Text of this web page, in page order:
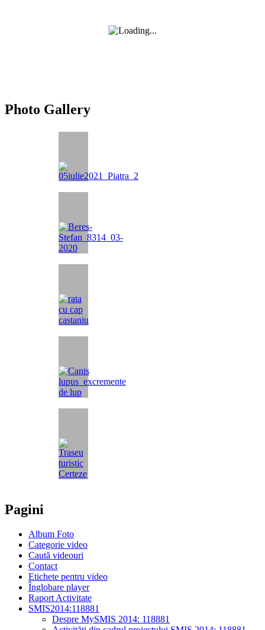
Photo Gallery
Pagini
Album Foto
Categorie video
Caută videouri
Contact
Etichete pentru video
Înglobare player
Raport Activitate
SMIS2014:118881
Despre MySMIS 2014: 118881